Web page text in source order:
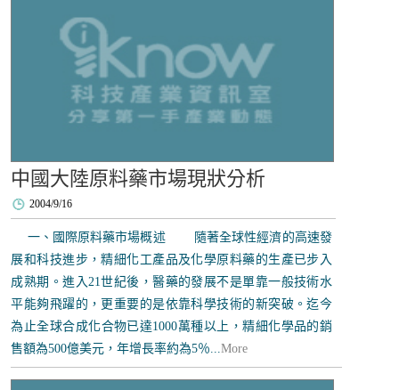
中國大陸原料藥市場現狀分析
2004/9/16
一、國際原料藥市場概述 隨著全球性經濟的高速發
展和科技進步，精細化工產品及化學原料藥的生產已步入
成熟期。進入21世紀後，醫藥的發展不是單靠一般技術水
平能夠飛躍的，更重要的是依靠科學技術的新突破。迄今
為止全球合成化合物已達1000萬種以上，精細化學品的銷
售額為500億美元，年增長率約為5％...More